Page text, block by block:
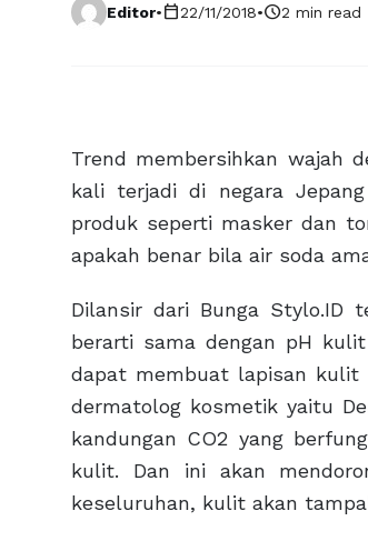
Editor•calendar_today22/11/2018•schedule2 min read
Trend membersihkan wajah
kali terjadi di negara
produk seperti masker dan
apakah benar bila air soda
Dilansir dari Bunga Stylo.ID
berarti sama dengan pH
dapat membuat lapisan kulit
dermatolog kosmetik yaitu
kandungan CO2 yang
kulit. Dan ini akan
keseluruhan, kulit akan